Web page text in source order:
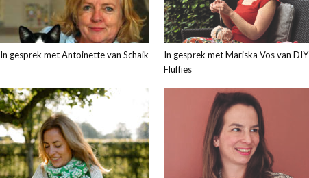
In gesprek met Antoinette van Schaik
In gesprek met Mariska Vos van DIY
Fluffies